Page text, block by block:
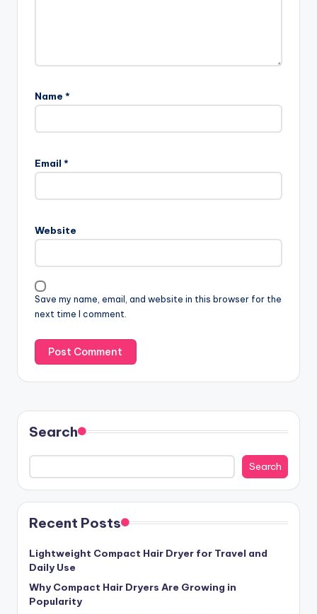
Name *
Email *
Website
Save my name, email, and website in this browser for the
next time I comment.
Search
Search
Recent Posts
Lightweight Compact Hair Dryer for Travel and
Daily Use
Why Compact Hair Dryers Are Growing in
Popularity